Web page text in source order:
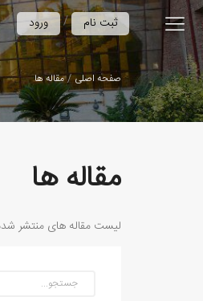
ورود / ثبت نام
صفحه اصلی مقاله ها
مقاله ها
لیست مقاله های منتشر